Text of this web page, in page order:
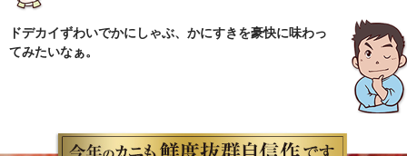
ドデカイずわいでかにしゃぶ、かにすきを豪快に味わっ
てみたいなぁ。